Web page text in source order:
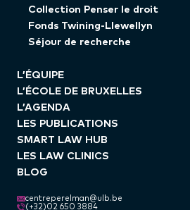
Collection Penser le droit
Fonds Twining-Llewellyn
Séjour de recherche
L’ÉQUIPE
L’ÉCOLE DE BRUXELLES
L’AGENDA
LES PUBLICATIONS
SMART LAW HUB
LES LAW CLINICS
BLOG
centreperelman@ulb.be
(+32)02 650 3884